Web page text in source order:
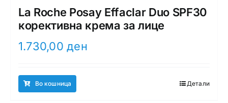
La Roche Posay Effaclar Duo SPF30
корективна крема за лице
1.730,00ден
Во кошница Детали